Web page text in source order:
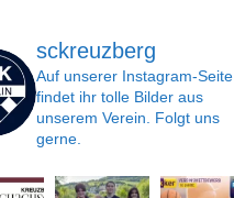
sckreuzberg
Auf unserer Instagram-Seite
findet ihr tolle Bilder aus
unserem Verein. Folgt uns
gerne.